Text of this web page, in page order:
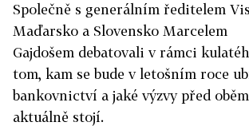
Společně s generálním ředitelem
Maďarsko a Slovensko Marcelem
Gajdošem debatovali v rámci
tom, kam se bude v letošním roce
bankovnictví a jaké výzvy před
aktuálně stojí.